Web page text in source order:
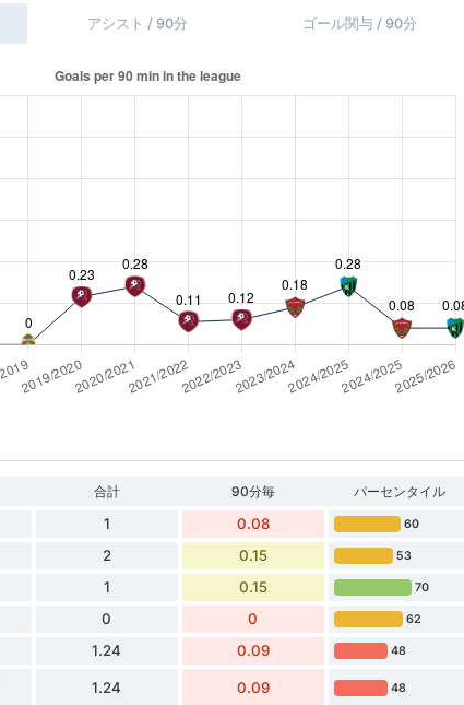
アシスト / 90分 ゴール関与 / 90分
合計 90分毎
パーセンタイル
1 0.08 60
2 0.15 53
1 0.15 70
0 0 62
1.24 0.09 48
1.24 0.09 48